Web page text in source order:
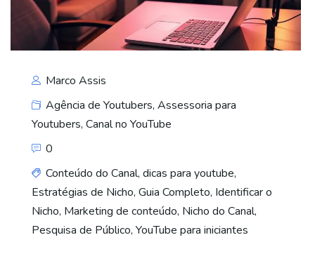
Marco Assis
Agência de Youtubers, Assessoria para
Youtubers, Canal no YouTube
0
Conteúdo do Canal, dicas para youtube,
Estratégias de Nicho, Guia Completo, Identificar o
Nicho, Marketing de conteúdo, Nicho do Canal,
Pesquisa de Público, YouTube para iniciantes